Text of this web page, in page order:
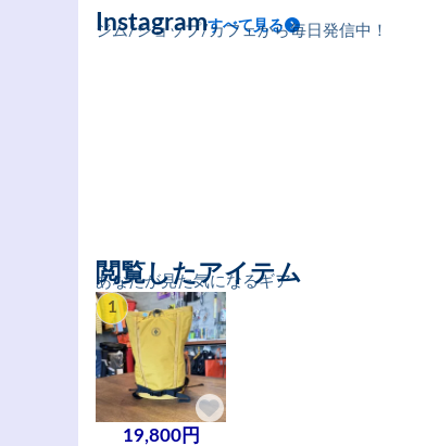
ジム/ショップ/カフェから毎日発信中！
Instagramすべて見る
あなたが見た気になるギア
閲覧したアイテム
1
19,800円